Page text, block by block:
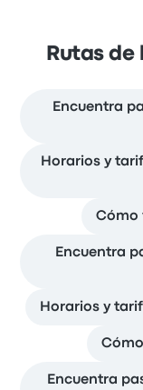
Rutas de
Encuentra
Horarios y
Cómo
Encuentra
Horarios y
Encuentra